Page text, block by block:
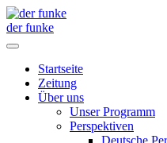
der funke
Startseite
Zeitung
Über uns
Unser Programm
Perspektiven
Deutsche